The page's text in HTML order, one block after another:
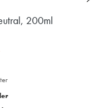
200ml